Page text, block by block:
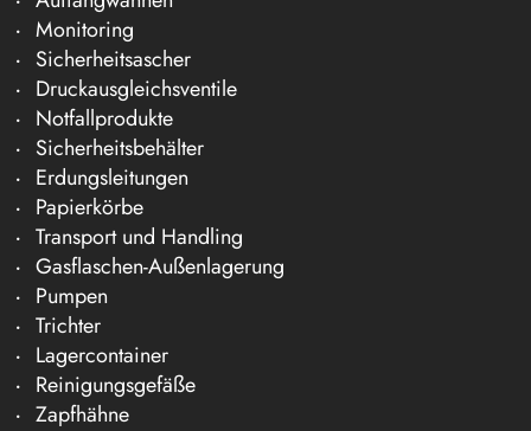
Monitoring
Sicherheitsascher
Druckausgleichsventile
Notfallprodukte
Sicherheitsbehälter
Erdungsleitungen
Papierkörbe
Transport und Handling
Gasflaschen-Außenlagerung
Pumpen
Trichter
Lagercontainer
Reinigungsgefäße
Zapfhähne